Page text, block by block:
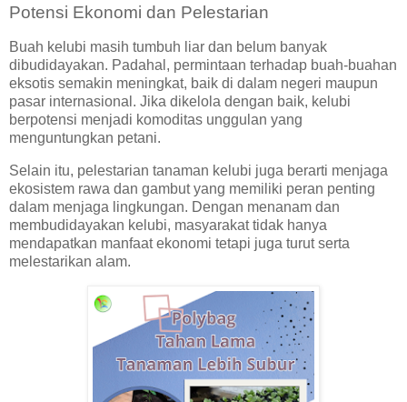
Potensi Ekonomi dan Pelestarian
Buah kelubi masih tumbuh liar dan belum banyak
dibudidayakan. Padahal, permintaan terhadap buah-buahan
eksotis semakin meningkat, baik di dalam negeri maupun
pasar internasional. Jika dikelola dengan baik, kelubi
berpotensi menjadi komoditas unggulan yang
menguntungkan petani.
Selain itu, pelestarian tanaman kelubi juga berarti menjaga
ekosistem rawa dan gambut yang memiliki peran penting
dalam menjaga lingkungan. Dengan menanam dan
membudidayakan kelubi, masyarakat tidak hanya
mendapatkan manfaat ekonomi tetapi juga turut serta
melestarikan alam.